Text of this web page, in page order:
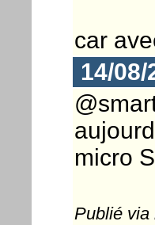
car
14/
micro
Publié